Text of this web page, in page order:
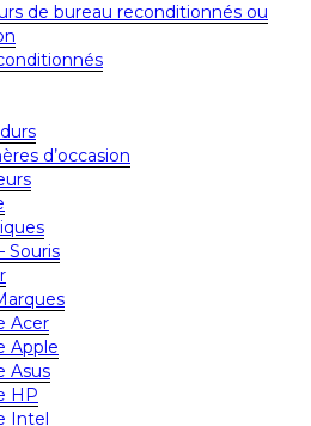
de bureau reconditionnés ou
d’occasion
Souris
Acer
Apple
Asus
HP
Intel